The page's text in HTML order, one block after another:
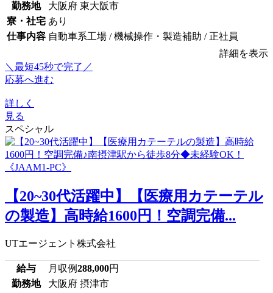
勤務地
大阪府 東大阪市
寮・社宅 あり
仕事内容 自動車系工場 / 機械操作・製造補助 / 正社員
詳細を表示
＼最短45秒で完了／
応募へ進む
詳しく
見る
スペシャル
【20~30代活躍中】【医療用カテーテル
の製造】高時給1600円！空調完備...
UTエージェント株式会社
給与 月収例288,000円
勤務地
大阪府 摂津市